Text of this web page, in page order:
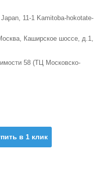
11-1 Kamitoba-hokotate-
Каширское шоссе, д.1,
58 (ТЦ Московско-
в 1 клик